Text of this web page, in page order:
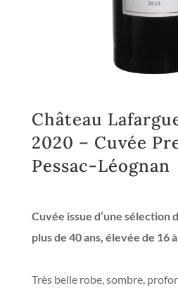
Château
2020 – Cuvée
Pessac-Léognan
Cuvée issue d’une sélection
plus de 40 ans, élevée de 16
Très belle robe, sombre,